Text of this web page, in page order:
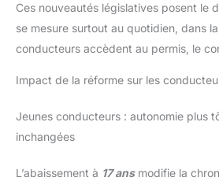
Ces nouveautés législatives posent le
se mesure surtout au quotidien, dans
conducteurs accèdent au permis, le
Impact de la réforme sur les
Jeunes conducteurs : autonomie plus
inchangées
L’abaissement à 17 ansmodifie la